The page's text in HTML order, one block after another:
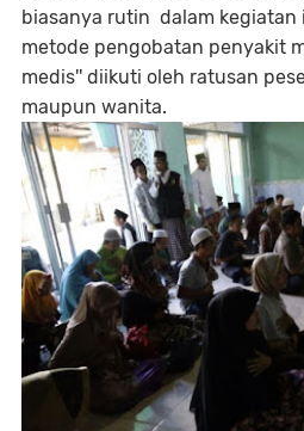
biasanya rutin dalam kegiatan
metode pengobatan penyakit
medis'' diikuti oleh ratusan
maupun wanita.